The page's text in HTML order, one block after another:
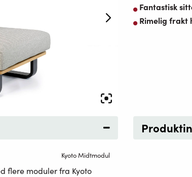
Fantastisk
Rimelig frakt
Kyoto Midtmodul
flere moduler fra Kyoto